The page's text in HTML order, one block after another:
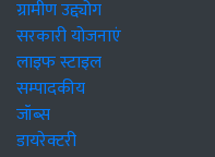
ग्रामीण उद्द्योग
सरकारी योजनाएं
लाइफ स्टाइल
सम्पादकीय
जॉब्स
डायरेक्टरी